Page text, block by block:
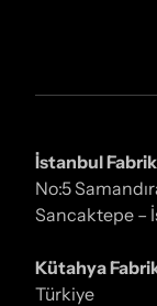
İstanbul
No:5
Sancaktepe –
Kütahya
Türkiye